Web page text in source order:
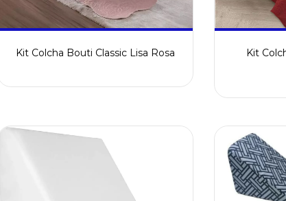
Kit Colcha Bouti Classic Lisa Rosa
Kit